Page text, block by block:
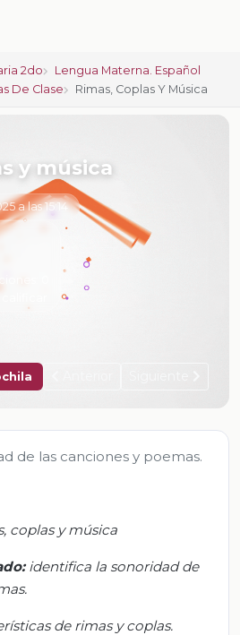
2do
Lengua Materna. Español
De Clase Rimas, Coplas Y Música
y música
a las 15:14
de las canciones y poemas.
coplas y música
identifica la sonoridad de
de rimas y coplas.